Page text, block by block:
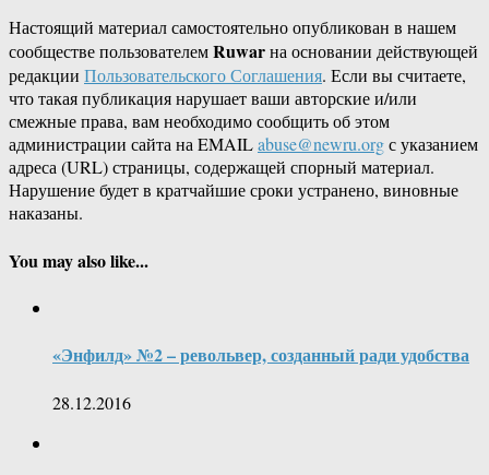
Настоящий материал самостоятельно опубликован в нашем
сообществе пользователемRuwarна основании действующей
редакции Пользовательского Соглашения. Если вы считаете,
что такая публикация нарушает ваши авторские и/или
смежные права, вам необходимо сообщить об этом
администрации сайта на EMAILabuse@newru.orgс указанием
адреса (URL) страницы, содержащей спорный материал.
Нарушение будет в кратчайшие сроки устранено, виновные
наказаны.
You may also like...
«Энфилд» №2 – револьвер, созданный ради удобства
28.12.2016